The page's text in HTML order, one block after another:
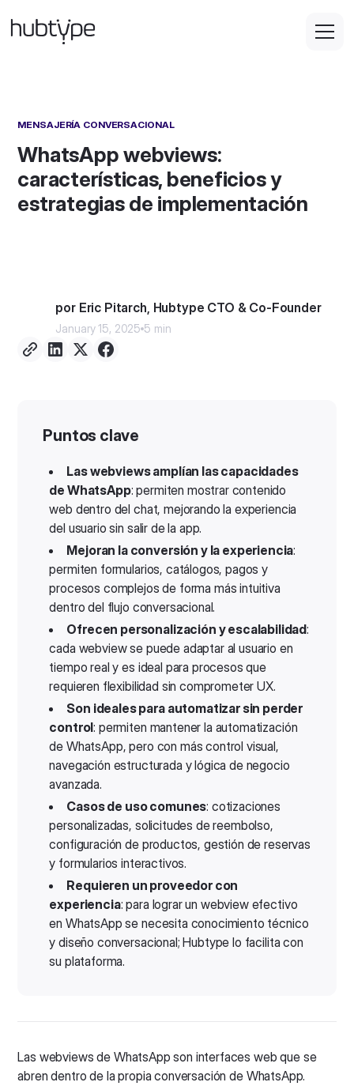
MENSAJERÍA CONVERSACIONAL
WhatsApp webviews:
características, beneficios y
estrategias de implementación
por Eric Pitarch, Hubtype CTO & Co-Founder
January 15, 2025 5 min
Puntos clave
Las webviews amplían las capacidades
de WhatsApp: permiten mostrar contenido
web dentro del chat, mejorando la experiencia
del usuario sin salir de la app.
Mejoran la conversión y la experiencia:
permiten formularios, catálogos, pagos y
procesos complejos de forma más intuitiva
dentro del flujo conversacional.
Ofrecen personalización y escalabilidad:
cada webview se puede adaptar al usuario en
tiempo real y es ideal para procesos que
requieren flexibilidad sin comprometer UX.
Son ideales para automatizar sin perder
control: permiten mantener la automatización
de WhatsApp, pero con más control visual,
navegación estructurada y lógica de negocio
avanzada.
Casos de uso comunes: cotizaciones
personalizadas, solicitudes de reembolso,
configuración de productos, gestión de reservas
y formularios interactivos.
Requieren un proveedor con
experiencia: para lograr un webview efectivo
en WhatsApp se necesita conocimiento técnico
y diseño conversacional; Hubtype lo facilita con
su plataforma.
Las webviews de WhatsApp son interfaces web que se
abren dentro de la propia conversación de WhatsApp.